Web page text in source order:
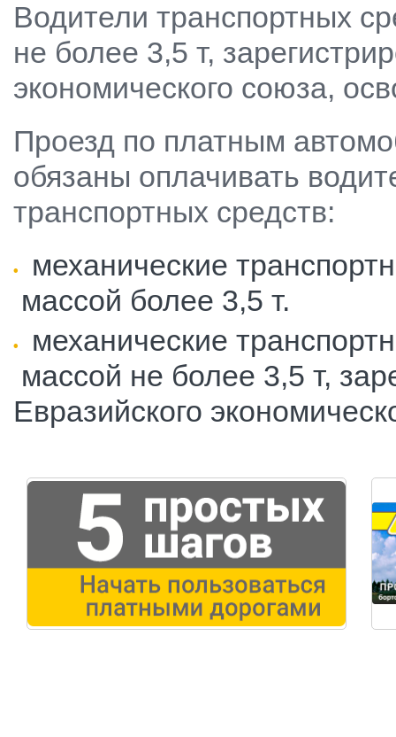
Водители транспортных
не более 3,5 т,
экономического союза,
Проезд по платным
обязаны оплачивать
транспортных средств:
механические
массой более 3,5 т.
механические
массой не более 3,5 т,
Евразийского